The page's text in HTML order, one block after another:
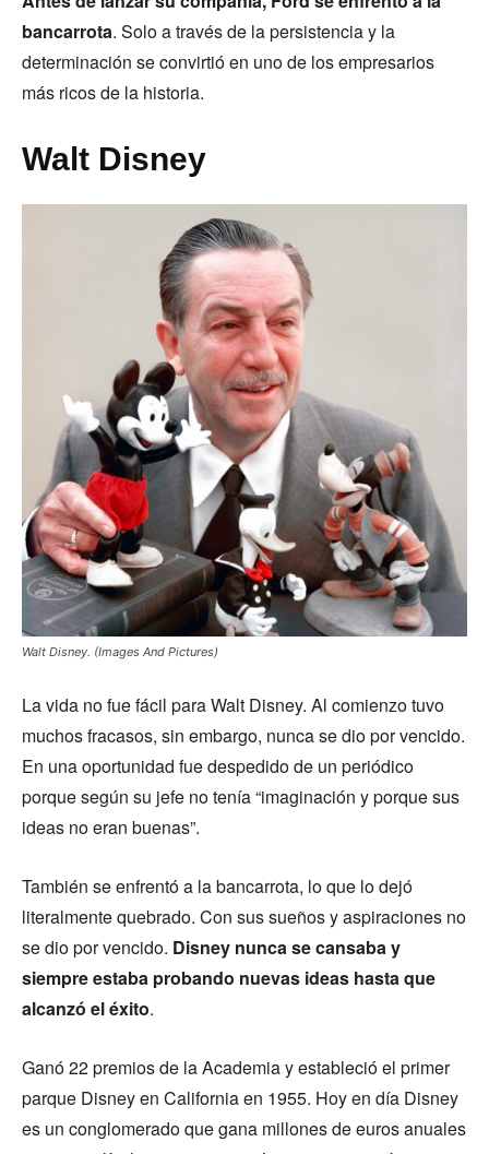
bancarrota. Solo a través de la persistencia y la
determinación se convirtió en uno de los empresarios
más ricos de la historia.
Walt Disney
Walt Disney. (Images And Pictures)
La vida no fue fácil para Walt Disney. Al comienzo tuvo
muchos fracasos, sin embargo, nunca se dio por vencido.
En una oportunidad fue despedido de un periódico
porque según su jefe no tenía “imaginación y porque sus
ideas no eran buenas”.
También se enfrentó a la bancarrota, lo que lo dejó
literalmente quebrado. Con sus sueños y aspiraciones no
se dio por vencido. Disney nunca se cansaba y
siempre estaba probando nuevas ideas hasta que
alcanzó el éxito.
Ganó 22 premios de la Academia y estableció el primer
parque Disney en California en 1955. Hoy en día Disney
es un conglomerado que gana millones de euros anuales